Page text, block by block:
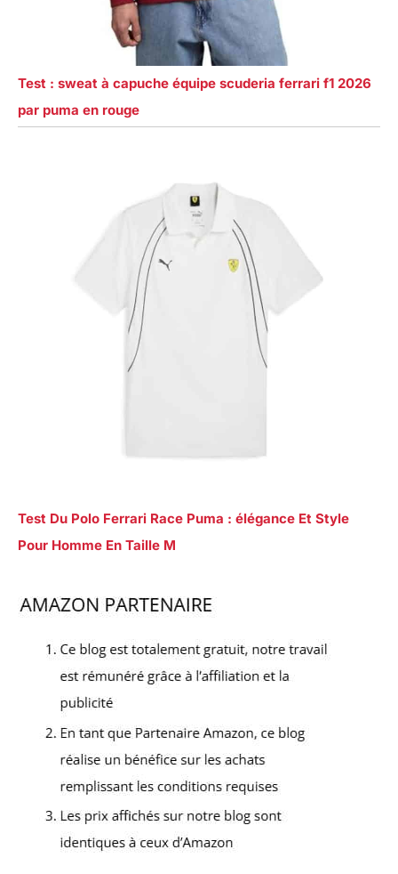
Test : sweat à capuche équipe scuderia ferrari f1 2026
par puma en rouge
Test Du Polo Ferrari Race Puma : élégance Et Style
Pour Homme En Taille M